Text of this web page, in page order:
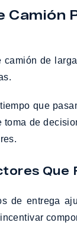
Camión
camión de
que
de
de entrega